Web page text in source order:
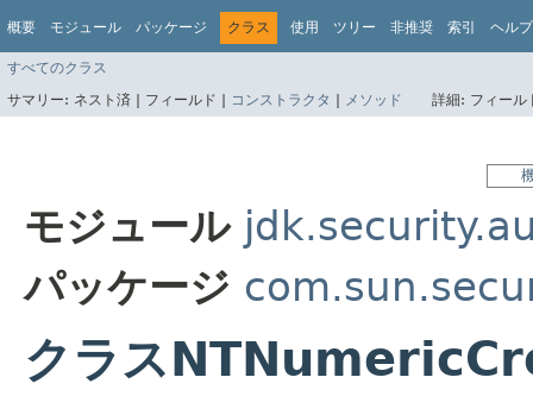
概要 モジュール パッケージ クラス 使用 ツリー 非推奨 索引 ヘルプ
すべてのクラス
サマリー: ネスト済 | フィールド | コンストラクタ | メソッド 詳細: フィー
モジュール
パッケージ
クラス